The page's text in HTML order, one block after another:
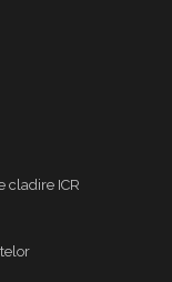
cladire ICR